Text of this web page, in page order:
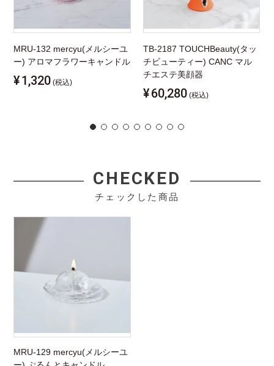
MRU-132 mercyu(メルシーユ
ー) アロマフラワーキャンドル
¥1,320 (税込)
TB-2187 TOUCHBeauty(タッ
チビューティー) CANC マル
チエステ美顔器
¥60,280 (税込)
CHECKED
チェックした商品
MRU-129 mercyu(メルシーユ